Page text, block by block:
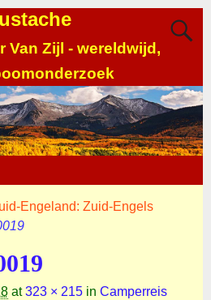
Van Zijl - wereldwijd,
Engeland: Zuid-Engels
at323 × 215in Camperreis